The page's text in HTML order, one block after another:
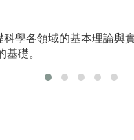
獲得成功所需的獨立思辨
與實驗結果撰寫。培育良好
科學各領域的基本理論與
基礎。